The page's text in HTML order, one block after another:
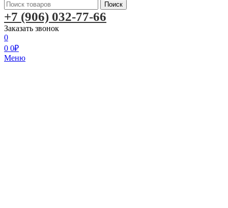
Поиск
+7 (906) 032-77-66
Заказать звонок
0
0 0₽
Меню